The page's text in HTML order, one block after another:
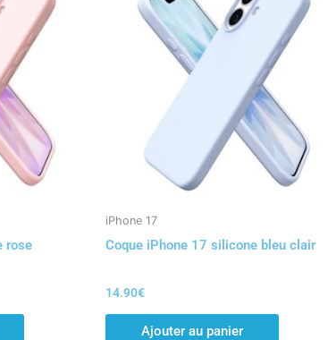
rose
iPhone 17
Coque iPhone 17 silicone bleu clair
14.90€
Ajouter au panier